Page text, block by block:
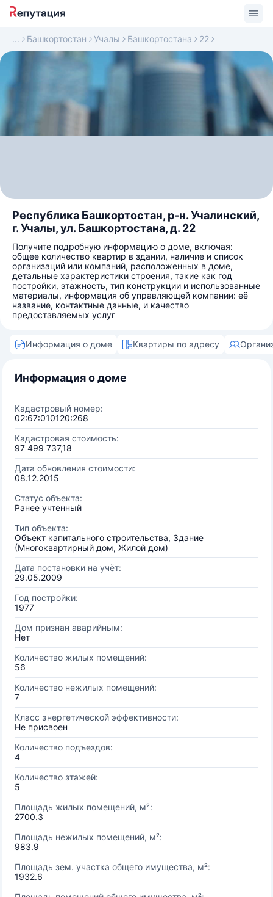
Башкортостан Учалы Башкортостана 22
Республика Башкортостан, р-н. Учалинский,
г. Учалы, ул. Башкортостана, д. 22
Получите подробную информацию о доме, включая:
общее количество квартир в здании, наличие и список
организаций или компаний, расположенных в доме,
детальные характеристики строения, такие как год
постройки, этажность, тип конструкции и использованные
материалы, информация об управляющей компании: её
название, контактные данные, и качество
предоставляемых услуг
Информация о доме Квартиры по адресу
Информация о доме
Кадастровый номер:
02:67:010120:268
Кадастровая стоимость:
97 499 737,18
Дата обновления стоимости:
08.12.2015
Статус объекта:
Ранее учтенный
Тип объекта:
Объект капитального строительства, Здание
(Многоквартирный дом, Жилой дом)
Дата постановки на учёт:
29.05.2009
Год постройки:
1977
Дом признан аварийным:
Нет
Количество жилых помещений:
56
Количество нежилых помещений:
7
Класс энергетической эффективности:
Не присвоен
Количество подъездов:
4
Количество этажей:
5
Площадь жилых помещений, м²:
2700.3
Площадь нежилых помещений, м²:
983.9
Площадь зем. участка общего имущества, м²:
1932.6